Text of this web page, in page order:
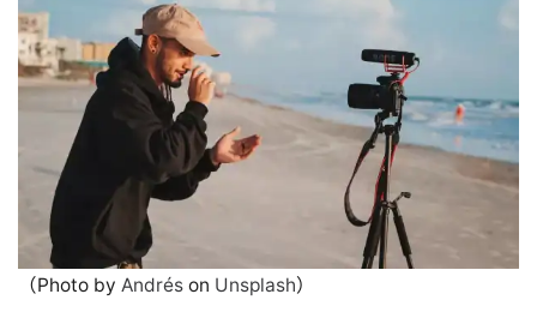
（Photo by Andrés on Unsplash）